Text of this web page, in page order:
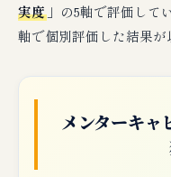
実度 」の5軸で評価して
軸で個別評価した結果が
メンターキャ